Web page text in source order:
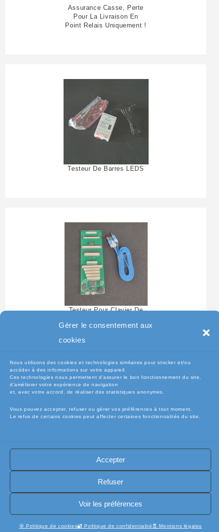
Gérer le consentement aux
cookies
Nous utilisons des cookies et technologies similaires pour stocker et/ou
accéder à des informations sur votre appareil.
Ces technologies nous permettent d’assurer le bon fonctionnement du site,
d’améliorer votre expérience de navigation
et, avec votre accord, de réaliser des statistiques anonymes.
Vous pouvez accepter, refuser ou gérer vos préférences à tout moment.
Le refus de certains cookies peut affecter certaines fonctionnalités du site.
Accepter
Refuser
Voir les préférences
🍪 Politique de cookies🔐 Politique de confidentialité 🧾 Mentions légales
Assurance Casse, Perte
Pour La Livraison En
Point Relais Uniquement !
Testeur De Barres LEDS
Testeur Pour Clavier De
🧾Conditions Générales de Vente (CGV)
🧾 Mentions légales
🔐 Politique de confidentialité
🔐 Exercer mes droits RGPD
🍪 Politique de cookies (UE)
📦Livraisons et retours
🛡️ Assurance casse / perte
Copyright [electro-pieces-occase.fr]